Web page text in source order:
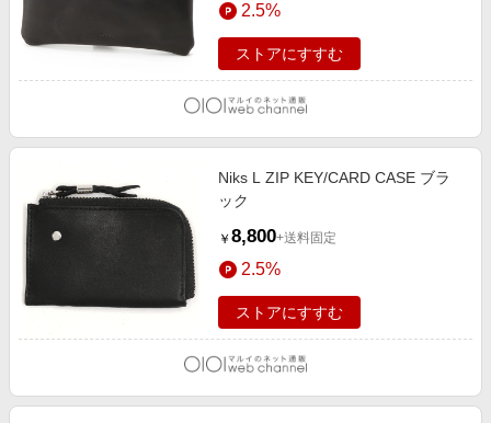
2.5%
ストアにすすむ
Niks L ZIP KEY/CARD CASE ブラ
ック
￥ 8,800+送料固定
2.5%
ストアにすすむ